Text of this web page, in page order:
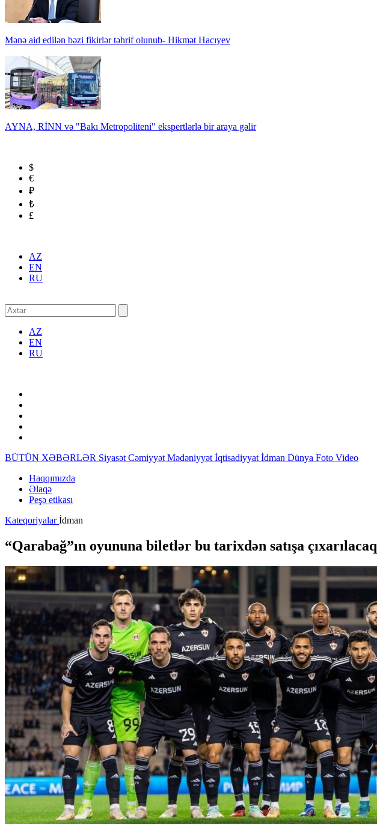
Mənə aid edilən bəzi fikirlər təhrif olunub- Hikmət Hacıyev
AYNA, RİNN və "Bakı Metropoliteni" ekspertlərlə bir araya gəlir
$
€
₽
₺
£
AZ
EN
RU
AZ
EN
RU
BÜTÜN XƏBƏRLƏR Siyasət Cəmiyyət Mədəniyyət İqtisadiyyat İdman Dünya Foto Video
Haqqımızda
Əlaqə
Peşə etikası
Kateqoriyalarİdman
“Qarabağ”ın oyununa biletlər bu tarixdən satışa çıxarılacaq